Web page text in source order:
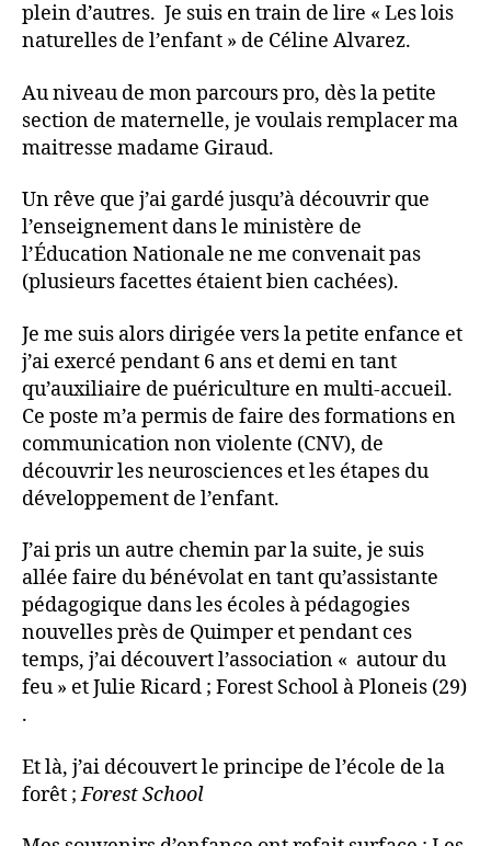
plein d’autres. Je suis en train de lire « Les lois
naturelles de l’enfant » de Céline Alvarez.
Au niveau de mon parcours pro, dès la petite
section de maternelle, je voulais remplacer ma
maitresse madame Giraud.
Un rêve que j’ai gardé jusqu’à découvrir que
l’enseignement dans le ministère de
l’Éducation Nationale ne me convenait pas
(plusieurs facettes étaient bien cachées).
Je me suis alors dirigée vers la petite enfance et
j’ai exercé pendant 6 ans et demi en tant
qu’auxiliaire de puériculture en multi-accueil.
Ce poste m’a permis de faire des formations en
communication non violente (CNV), de
découvrir les neurosciences et les étapes du
développement de l’enfant.
J’ai pris un autre chemin par la suite, je suis
allée faire du bénévolat en tant qu’assistante
pédagogique dans les écoles à pédagogies
nouvelles près de Quimper et pendant ces
temps, j’ai découvert l’association « autour du
feu » et Julie Ricard ; Forest School à Ploneis (29)
.
Et là, j’ai découvert le principe de l’école de la
forêt ;Forest School